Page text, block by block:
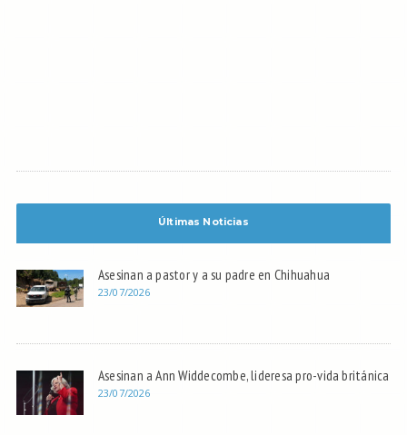
Últimas Noticias
Asesinan a pastor y a su padre en Chihuahua
23/07/2026
Asesinan a Ann Widdecombe, lideresa pro-vida británica
23/07/2026